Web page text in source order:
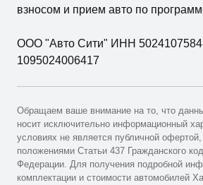
взносом и прием авто по
ООО "Авто Сити" ИНН
1095024006417
Обращаем ваше внимание на то, что
носит исключительно информационный
условиях не является публичной
положениями Статьи 437 Гражданского
Федерации. Для получения подробной
комплектации и стоимости автомобилей